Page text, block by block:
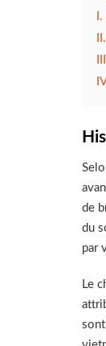
I.
II.
de
du
par
Le